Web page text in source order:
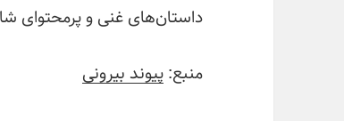
داستان‌های غنی و پرمحتوای
منبع:پیوند بیرونی